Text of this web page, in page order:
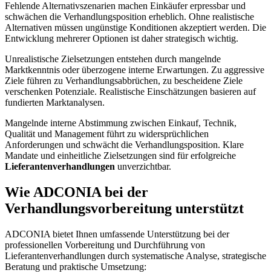
Fehlende Alternativszenarien machen Einkäufer erpressbar und
schwächen die Verhandlungsposition erheblich. Ohne realistische
Alternativen müssen ungünstige Konditionen akzeptiert werden. Die
Entwicklung mehrerer Optionen ist daher strategisch wichtig.
Unrealistische Zielsetzungen entstehen durch mangelnde
Marktkenntnis oder überzogene interne Erwartungen. Zu aggressive
Ziele führen zu Verhandlungsabbrüchen, zu bescheidene Ziele
verschenken Potenziale. Realistische Einschätzungen basieren auf
fundierten Marktanalysen.
Mangelnde interne Abstimmung zwischen Einkauf, Technik,
Qualität und Management führt zu widersprüchlichen
Anforderungen und schwächt die Verhandlungsposition. Klare
Mandate und einheitliche Zielsetzungen sind für erfolgreiche
Lieferantenverhandlungen unverzichtbar.
Wie ADCONIA bei der
Verhandlungsvorbereitung unterstützt
ADCONIA bietet Ihnen umfassende Unterstützung bei der
professionellen Vorbereitung und Durchführung von
Lieferantenverhandlungen durch systematische Analyse, strategische
Beratung und praktische Umsetzung: